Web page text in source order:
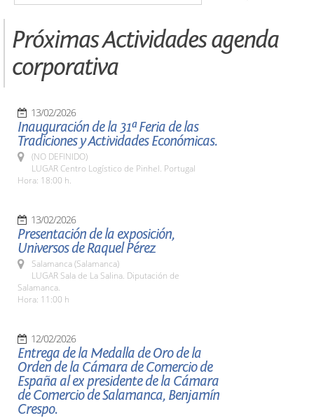
Próximas Actividades agenda
corporativa
13/02/2026
Inauguración de la 31ª Feria de las
Tradiciones y Actividades Económicas.
(NO DEFINIDO)
LUGAR Centro Logístico de Pinhel. Portugal
Hora: 18:00 h.
13/02/2026
Presentación de la exposición,
Universos de Raquel Pérez
Salamanca (Salamanca)
LUGAR Sala de La Salina. Diputación de
Salamanca.
Hora: 11:00 h
12/02/2026
Entrega de la Medalla de Oro de la
Orden de la Cámara de Comercio de
España al ex presidente de la Cámara
de Comercio de Salamanca, Benjamín
Crespo.